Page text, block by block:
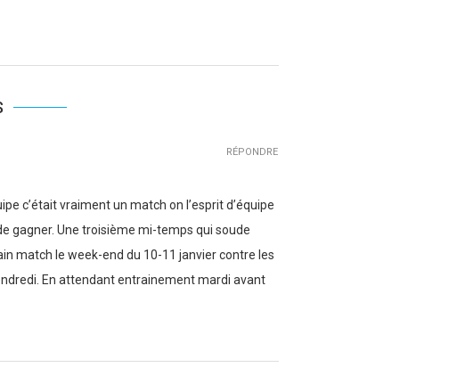
c’était vraiment un match on l’esprit d’équipe
gagner. Une troisième mi-temps qui soude
match le week-end du 10-11 janvier contre les
En attendant entrainement mardi avant
RÉPONDRE